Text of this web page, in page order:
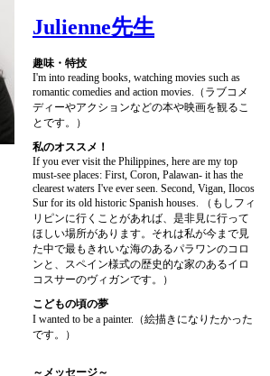
Julienne先生
趣味・特技
I'm into reading books, watching movies such as
romantic comedies and action movies.（ラブコメ
ディーやアクションなどの本や映画を観るこ
とです。）
私のオススメ！
If you ever visit the Philippines, here are my top
must-see places: First, Coron, Palawan- it has the
clearest waters I've ever seen. Second, Vigan, Ilocos
Sur for its old historic Spanish houses. （もしフィ
リピンに行くことがあれば、是非見に行って
ほしい場所があります。それは私が今まで見
た中で最もきれいな海のあるパラワンのコロ
ンと、スペイン様式の歴史的な家のあるイロ
コスサーのヴィガンです。）
こどもの頃の夢
I wanted to be a painter.（絵描きになりたかった
です。）
～メッセージ～